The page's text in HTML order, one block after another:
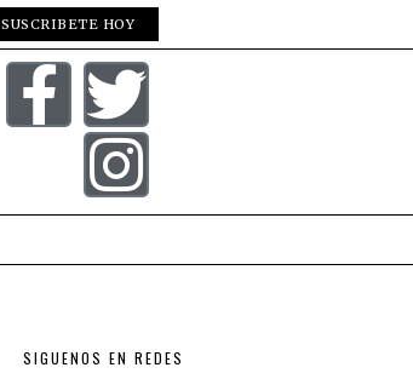
SUSCRIBETE HOY
SIGUENOS EN REDES